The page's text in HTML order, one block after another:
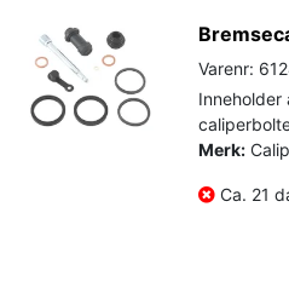
Varenr:
Inneholder
Merk:
Ca. 21